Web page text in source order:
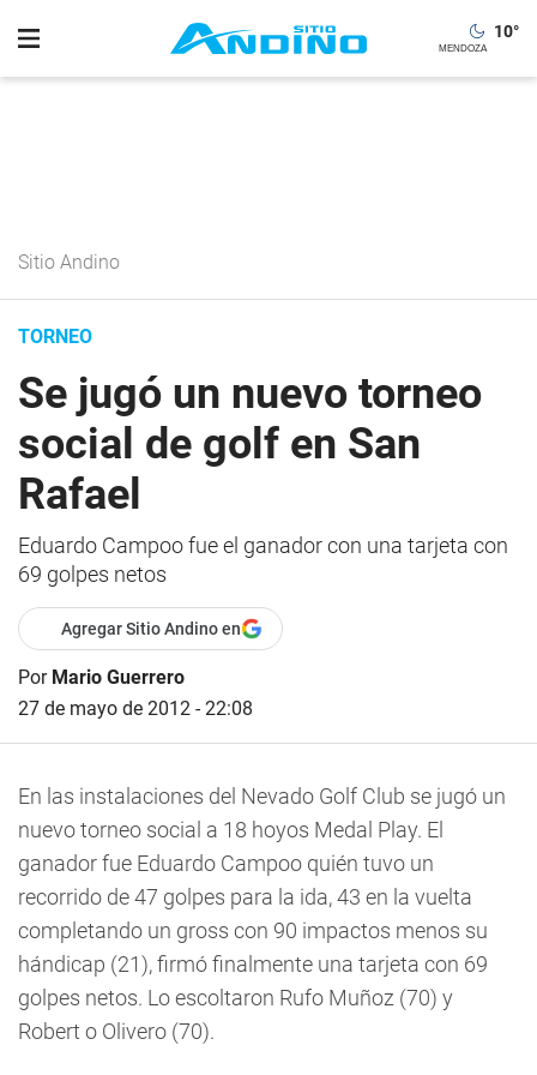
10°
Sitio Andino
TORNEO
Se jugó un nuevo torneo
social de golf en San
Rafael
Eduardo Campoo fue el ganador con una tarjeta con
69 golpes netos
Agregar Sitio Andino en
Por Mario Guerrero
27 de mayo de 2012 - 22:08
En las instalaciones del Nevado Golf Club se jugó un
nuevo torneo social a 18 hoyos Medal Play. El
ganador fue Eduardo Campoo quién tuvo un
recorrido de 47 golpes para la ida, 43 en la vuelta
completando un gross con 90 impactos menos su
hándicap (21), firmó finalmente una tarjeta con 69
golpes netos. Lo escoltaron Rufo Muñoz (70) y
Robert o Olivero (70).